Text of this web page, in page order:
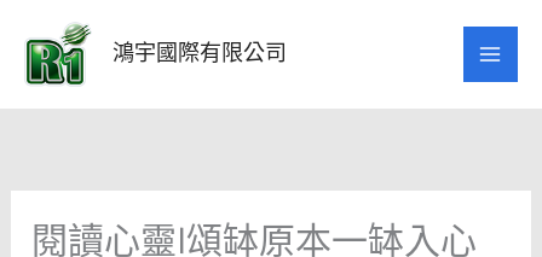
要
鴻宇國際有限公司
閱讀心靈|頌缽原本一缽入心